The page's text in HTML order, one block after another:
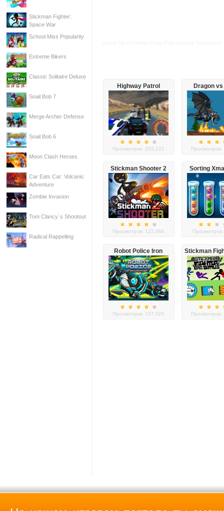
Stickman Fighter:
Space War
School Miss Popularity
Extreme Bikers
Classic Solitaire Deluxe
Snail Bob 7
Merge Archer Defense
Snail Bob 6
Moon Clash Heroes
Car Eats Car: Volcanic
Adventure
Zombie Invasion
Tom Clancy`s Shootout
Radical Rappelling
Highway Patrol
Showdown
Просмотров: 203,221
Dragon
Просмотров:
Stickman Shooter 2
Просмотров: 122,064
Sorting
Robot Police Iron
Panther
Просмотров: 157,025
Stickman
Просмотров: